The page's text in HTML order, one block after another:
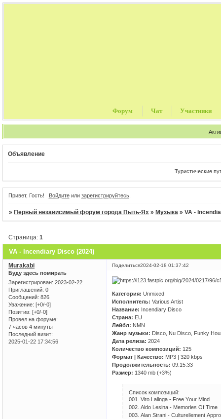
Форум Чат Участники
Объявление
Туристические
Привет, Гость! Войдитеили зарегистрируйтесь.
»Первый независимый форум города Пыть-Ях »Музыка »VA -
VA - Incendiary Disco (2024)
Страница:1
Поделиться2024-02-18 01:37:42
Murakabi
Буду здесь помирать
Зарегистрирован: 2023-02-22
Приглашений: 0
Сообщений: 826
Уважение: [+0/-0]
Позитив: [+0/-0]
Провел на форуме:
7 часов 4 минуты
Последний визит:
2025-01-22 17:34:56
Категория: Unmixed
Исполнитель: Various Artist
Название: Incendiary Disco
Страна: EU
Лейбл: NMN
Жанр музыки: Disco, Nu Disco, Funky
Дата релиза: 2024
Количество композиций: 125
Формат | Качество: MP3 | 320 kbps
Продолжительность: 09:15:33
Размер: 1340 mb (+3%)
Список композиций:
001. Vitо Lаlingа - Frее Yоur Mind
002. Аldо Lеsinа - Mеmоriеs Оf Timе
003. Аlаn Strаni - Сulturеllеmеnt